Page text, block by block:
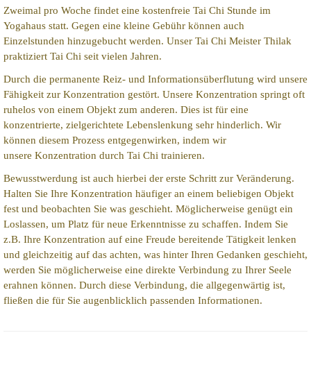
Zweimal pro Woche findet eine kostenfreie Tai Chi Stunde im
Yogahaus statt. Gegen eine kleine Gebühr können auch
Einzelstunden hinzugebucht werden. Unser Tai Chi Meister Thilak
praktiziert Tai Chi seit vielen Jahren.
Durch die permanente Reiz- und Informationsüberflutung wird unsere
Fähigkeit zur Konzentration gestört. Unsere Konzentration springt oft
ruhelos von einem Objekt zum anderen. Dies ist für eine
konzentrierte, zielgerichtete Lebenslenkung sehr hinderlich. Wir
können diesem Prozess entgegenwirken, indem wir
unsere Konzentration durch Tai Chi trainieren.
Bewusstwerdung ist auch hierbei der erste Schritt zur Veränderung.
Halten Sie Ihre Konzentration häufiger an einem beliebigen Objekt
fest und beobachten Sie was geschieht. Möglicherweise genügt ein
Loslassen, um Platz für neue Erkenntnisse zu schaffen. Indem Sie
z.B. Ihre Konzentration auf eine Freude bereitende Tätigkeit lenken
und gleichzeitig auf das achten, was hinter Ihren Gedanken geschieht,
werden Sie möglicherweise eine direkte Verbindung zu Ihrer Seele
erahnen können. Durch diese Verbindung, die allgegenwärtig ist,
fließen die für Sie augenblicklich passenden Informationen.